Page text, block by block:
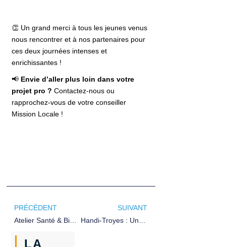
👏 Un grand merci à tous les jeunes venus
nous rencontrer et à nos partenaires pour
ces deux journées intenses et
enrichissantes !
📢 Envie d’aller plus loin dans votre
projet pro ? Contactez-nous ou
rapprochez-vous de votre conseiller
Mission Locale !
PRÉCÉDENT
Atelier Santé & Bien-Être : Alimentation Et Équilibre
SUIVANT
Handi-Troyes : Une Journée Engagée Et Inspirante
LA